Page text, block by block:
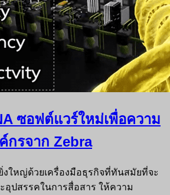
ซอฟต์แวร์ใหม่เพื่อความ
กรจาก Zebra
ใหญ่ด้วยเครื่องมือธุรกิจที่ทันสมัยที่จะ
ปสรรคในการสื่อสาร ให้ความ